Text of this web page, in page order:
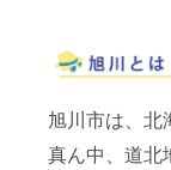
旭川市は、北
真ん中、道北